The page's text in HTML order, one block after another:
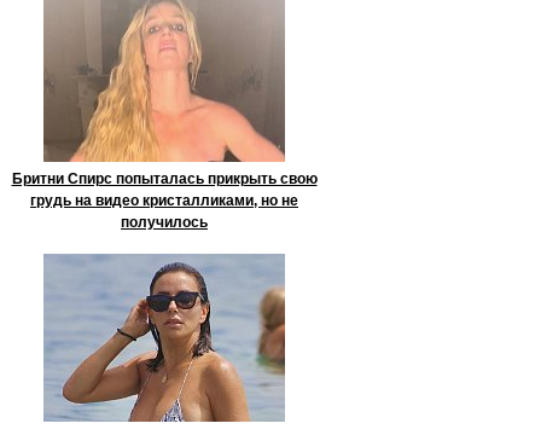
Бритни Спирс попыталась прикрыть свою
грудь на видео кристалликами, но не
получилось